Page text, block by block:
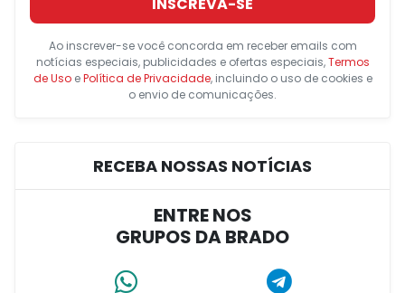
INSCREVA-SE
Ao inscrever-se você concorda em receber emails com
notícias especiais, publicidades e ofertas especiais,Termos
de UsoePolítica de Privacidade, incluindo o uso de cookies e
o envio de comunicações.
RECEBA NOSSAS NOTÍCIAS
ENTRE NOS
GRUPOS DA BRADO